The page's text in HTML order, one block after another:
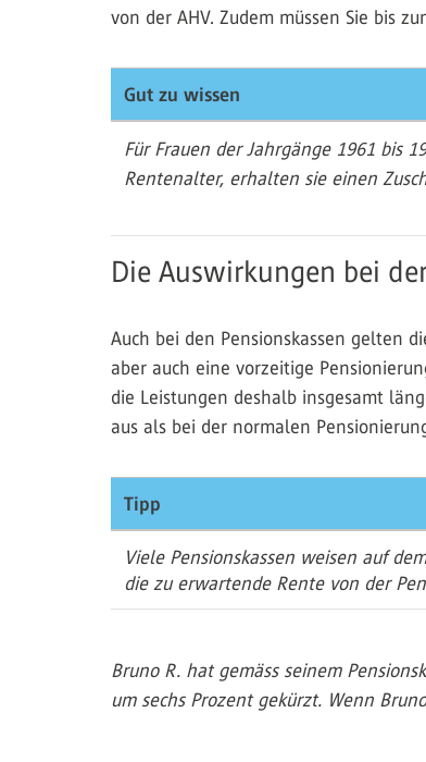
von der AHV. Zudem müssen Sie bis
Gut zu wissen
Für Frauen der Jahrgänge 1961 bis
Rentenalter, erhalten sie einen
Die Auswirkungen bei
Auch bei den Pensionskassen gelten
aber auch eine vorzeitige
die Leistungen deshalb insgesamt
aus als bei der normalen
Tipp
Viele Pensionskassen weisen auf
die zu erwartende Rente von der
Bruno R. hat gemäss seinem
um sechs Prozent gekürzt. Wenn